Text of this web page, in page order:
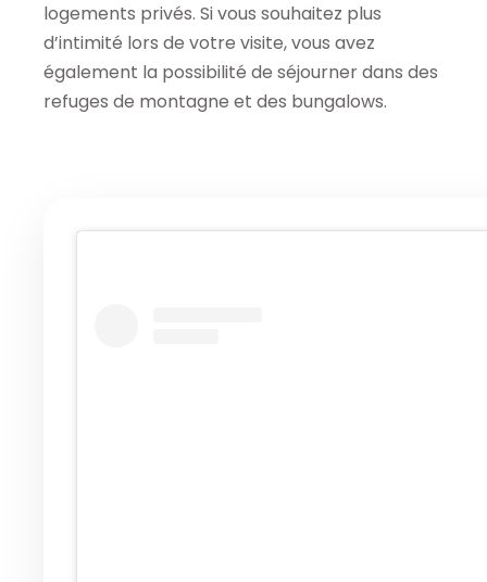
logements privés. Si vous souhaitez plus
d’intimité lors de votre visite, vous avez
également la possibilité de séjourner dans des
refuges de montagne et des bungalows.